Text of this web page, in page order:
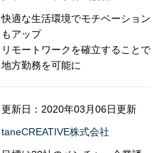
快適な生活環境でモチベーション
もアップ
リモートワークを確立することで
地方勤務を可能に
更新日：2020年03月06日更新
taneCREATIVE株式会社